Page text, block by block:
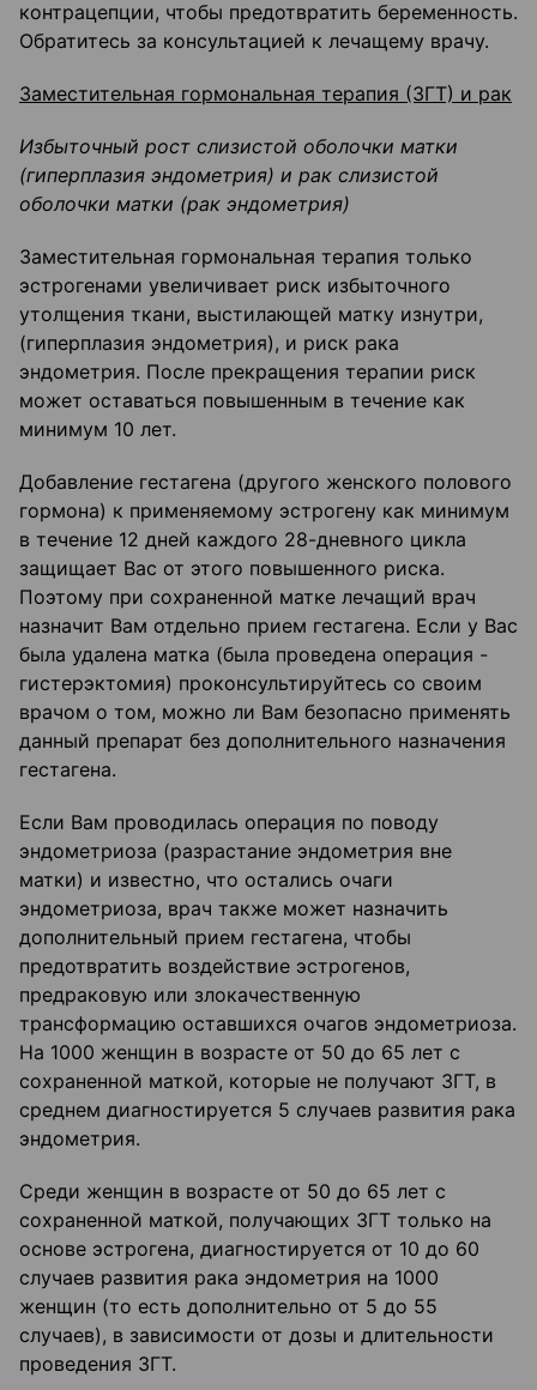
контрацепции, чтобы предотвратить беременность.
Обратитесь за консультацией к лечащему врачу.
Заместительная гормональная терапия (ЗГТ) и рак
Избыточный рост слизистой оболочки матки
(гиперплазия эндометрия) и рак слизистой
оболочки матки (рак эндометрия)
Заместительная гормональная терапия только
эстрогенами увеличивает риск избыточного
утолщения ткани, выстилающей матку изнутри,
(гиперплазия эндометрия), и риск рака
эндометрия. После прекращения терапии риск
может оставаться повышенным в течение как
минимум 10 лет.
Добавление гестагена (другого женского полового
гормона) к применяемому эстрогену как минимум
в течение 12 дней каждого 28-дневного цикла
защищает Вас от этого повышенного риска.
Поэтому при сохраненной матке лечащий врач
назначит Вам отдельно прием гестагена. Если у Вас
была удалена матка (была проведена операция -
гистерэктомия) проконсультируйтесь со своим
врачом о том, можно ли Вам безопасно применять
данный препарат без дополнительного назначения
гестагена.
Если Вам проводилась операция по поводу
эндометриоза (разрастание эндометрия вне
матки) и известно, что остались очаги
эндометриоза, врач также может назначить
дополнительный прием гестагена, чтобы
предотвратить воздействие эстрогенов,
предраковую или злокачественную
трансформацию оставшихся очагов эндометриоза.
На 1000 женщин в возрасте от 50 до 65 лет с
сохраненной маткой, которые не получают ЗГТ, в
среднем диагностируется 5 случаев развития рака
эндометрия.
Среди женщин в возрасте от 50 до 65 лет с
сохраненной маткой, получающих ЗГТ только на
основе эстрогена, диагностируется от 10 до 60
случаев развития рака эндометрия на 1000
женщин (то есть дополнительно от 5 до 55
случаев), в зависимости от дозы и длительности
проведения ЗГТ.